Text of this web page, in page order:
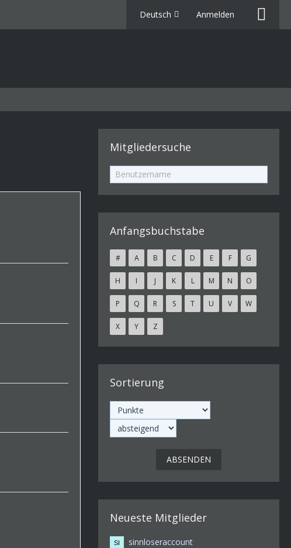
Deutsch Anmelden
Mitgliedersuche
Anfangsbuchstabe
# A B C D E F G
H I J K L M N O
P Q R S T U V W
X Y Z
Sortierung
Neueste Mitglieder
sinnloseraccount